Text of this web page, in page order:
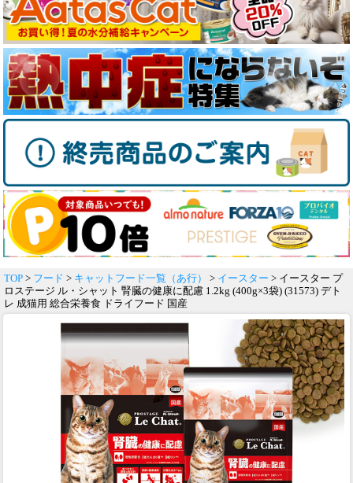
TOP > フード > キャットフード一覧（あ行） > イースター > イースター プ
ロステージ ル・シャット 腎臓の健康に配慮 1.2kg (400g×3袋) (31573) デト
レ 成猫用 総合栄養食 ドライフード 国産